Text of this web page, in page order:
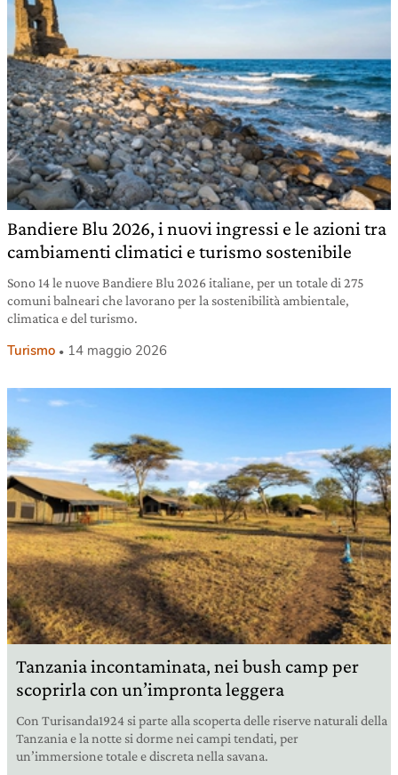
Bandiere Blu 2026, i nuovi ingressi e le azioni tra
cambiamenti climatici e turismo sostenibile
Sono 14 le nuove Bandiere Blu 2026 italiane, per un totale di 275
comuni balneari che lavorano per la sostenibilità ambientale,
climatica e del turismo.
Turismo 14 maggio 2026
Tanzania incontaminata, nei bush camp per
scoprirla con un’impronta leggera
Con Turisanda1924 si parte alla scoperta delle riserve naturali della
Tanzania e la notte si dorme nei campi tendati, per
un’immersione totale e discreta nella savana.